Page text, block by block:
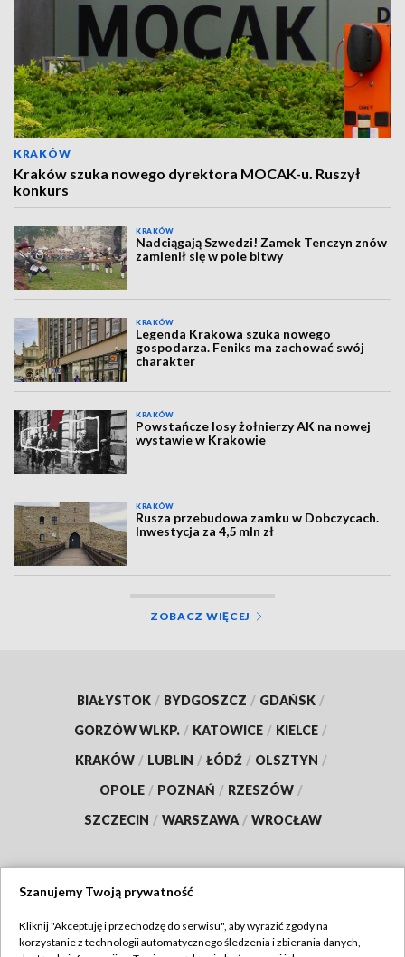
KRAKÓW
Kraków szuka nowego dyrektora MOCAK-u. Ruszył
konkurs
KRAKÓW
Nadciągają Szwedzi! Zamek Tenczyn znów
zamienił się w pole bitwy
KRAKÓW
Legenda Krakowa szuka nowego
gospodarza. Feniks ma zachować swój
charakter
KRAKÓW
Powstańcze losy żołnierzy AK na nowej
wystawie w Krakowie
KRAKÓW
Rusza przebudowa zamku w Dobczycach.
Inwestycja za 4,5 mln zł
ZOBACZ WIĘCEJ
BIAŁYSTOK / BYDGOSZCZ / GDAŃSK /
GORZÓW WLKP. / KATOWICE / KIELCE /
KRAKÓW / LUBLIN / ŁÓDŹ / OLSZTYN /
OPOLE / POZNAŃ / RZESZÓW /
SZCZECIN / WARSZAWA / WROCŁAW
TVP
Szanujemy Twoją prywatność
Kliknij "Akceptuję i przechodzę do serwisu", aby wyrazić zgody na
korzystanie z technologii automatycznego śledzenia i zbierania danych,